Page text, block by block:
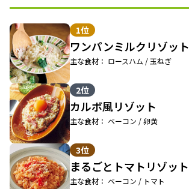
1位
ワンパンミルクリゾット
主な食材： ロースハム / 玉ねぎ
2位
カルボ風リゾット
主な食材： ベーコン / 卵黄
3位
まるごとトマトリゾット
主な食材： ベーコン / トマト